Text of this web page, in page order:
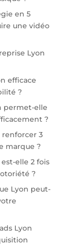
en 5
une vidéo
Lyon
efficace
?
permet-elle
?
3
marque ?
elle 2 fois
?
Lyon peut-
Lyon